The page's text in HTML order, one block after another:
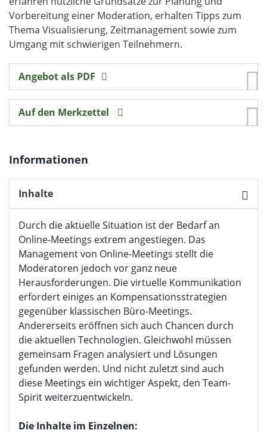
Vorbereitung einer Moderation, erhalten Tipps zum
Thema Visualisierung, Zeitmanagement sowie zum
Umgang mit schwierigen Teilnehmern.
Angebot als PDF
Auf den Merkzettel
Informationen
Inhalte
Durch die aktuelle Situation ist der Bedarf an
Online-Meetings extrem angestiegen. Das
Management von Online-Meetings stellt die
Moderatoren jedoch vor ganz neue
Herausforderungen. Die virtuelle Kommunikation
erfordert einiges an Kompensationsstrategien
gegenüber klassischen Büro-Meetings.
Andererseits eröffnen sich auch Chancen durch
die aktuellen Technologien. Gleichwohl müssen
gemeinsam Fragen analysiert und Lösungen
gefunden werden. Und nicht zuletzt sind auch
diese Meetings ein wichtiger Aspekt, den Team-
Spirit weiterzuentwickeln.
Die Inhalte im Einzelnen: